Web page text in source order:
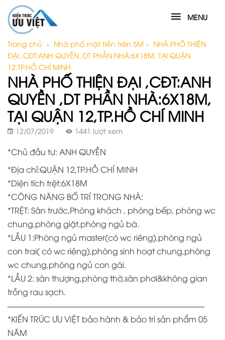
MENU
Trang chủ › Nhà phố mặt tiền trên 5M › NHÀ PHỐ THIỆN
ĐẠI ,CĐT:ANH QUYỀN ,DT PHẦN NHÀ:6X18M, TẠI QUẬN
12,TP.HỒ CHÍ MINH
NHÀ PHỐ THIỆN ĐẠI ,CĐT:ANH
QUYỀN ,DT PHẦN NHÀ:6X18M,
TẠI QUẬN 12,TP.HỒ CHÍ MINH
12/07/2019 1441 lượt xem
*Chủ đầu tư: ANH QUYỀN
*Địa chỉ:QUẬN 12,TP.HỒ CHÍ MINH
*Diện tích trệt:6X18M
*CÔNG NĂNG BỐ TRÍ TRONG NHÀ:
*TRỆT: Sân trước,Phòng khách , phòng bếp, phòng wc
chung,phòng giặt,phòng ngủ bà.
*LẦU 1:Phòng ngủ master(có wc riêng),phòng ngủ
con trai( có wc riêng),phòng sinh hoạt chung,phòng
wc chung,phòng ngủ con gái.
*LẦU 2: sân thượng,phòng thờ,sân phơi&không gian
trồng rau sạch.
————————————————————————–
*KIẾN TRÚC ƯU VIỆT bảo hành & bảo trì sản phẩm 05
NĂM